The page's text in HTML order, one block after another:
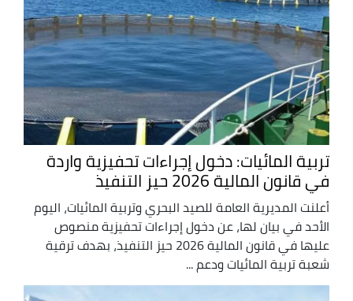
تربية المائيات: دخول إجراءات تحفيزية واردة
في قانون المالية 2026 حيز التنفيذ
أعلنت المديرية العامة للصيد البحري وتربية المائيات، اليوم
الأحد في بيان لها، عن دخول إجراءات تحفيزية منصوص
عليها في قانون المالية 2026 حيز التنفيذ، بهدف ترقية
شعبة تربية المائيات ودعم ...